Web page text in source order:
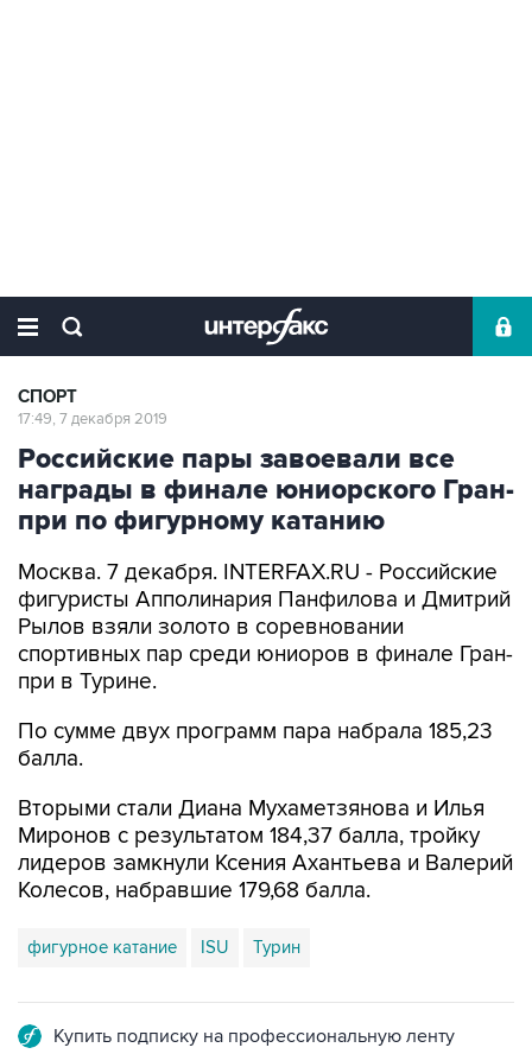
СПОРТ
17:49, 7 декабря 2019
Российские пары завоевали все
награды в финале юниорского Гран-
при по фигурному катанию
Москва. 7 декабря. INTERFAX.RU - Российские
фигуристы Апполинария Панфилова и Дмитрий
Рылов взяли золото в соревновании
спортивных пар среди юниоров в финале Гран-
при в Турине.
По сумме двух программ пара набрала 185,23
балла.
Вторыми стали Диана Мухаметзянова и Илья
Миронов с результатом 184,37 балла, тройку
лидеров замкнули Ксения Ахантьева и Валерий
Колесов, набравшие 179,68 балла.
фигурное катание ISU Турин
Купить подписку на профессиональную ленту